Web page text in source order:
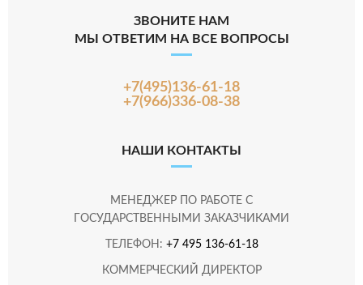
ЗВОНИТЕ НАМ
МЫ ОТВЕТИМ НА ВСЕ ВОПРОСЫ
+7(495)136-61-18
+7(966)336-08-38
НАШИ КОНТАКТЫ
МЕНЕДЖЕР ПО РАБОТЕ С
ГОСУДАРСТВЕННЫМИ ЗАКАЗЧИКАМИ
ТЕЛЕФОН: +7 495 136-61-18
КОММЕРЧЕСКИЙ ДИРЕКТОР